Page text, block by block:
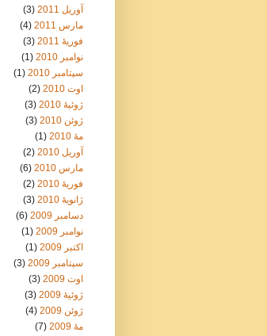
آوریل 2011
(3)
مارس 2011
(4)
فوریهٔ 2011
(3)
نوامبر 2010
(1)
سپتامبر 2010
(1)
اوت 2010
(2)
ژوئیهٔ 2010
(3)
ژوئن 2010
(3)
مهٔ 2010
(1)
آوریل 2010
(2)
مارس 2010
(6)
فوریهٔ 2010
(2)
ژانویهٔ 2010
(3)
دسامبر 2009
(6)
نوامبر 2009
(1)
اکتبر 2009
(1)
سپتامبر 2009
(3)
اوت 2009
(3)
ژوئیهٔ 2009
(3)
ژوئن 2009
(4)
مهٔ 2009
(7)